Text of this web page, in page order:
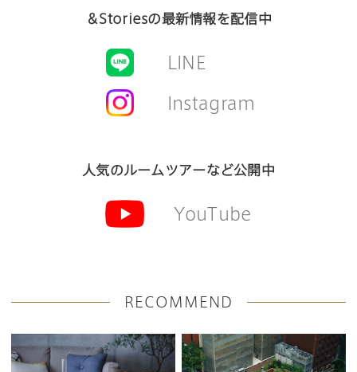
＆Storiesの最新情報を配信中
LINE
Instagram
人気のルームツアーなど公開中
YouTube
RECOMMEND